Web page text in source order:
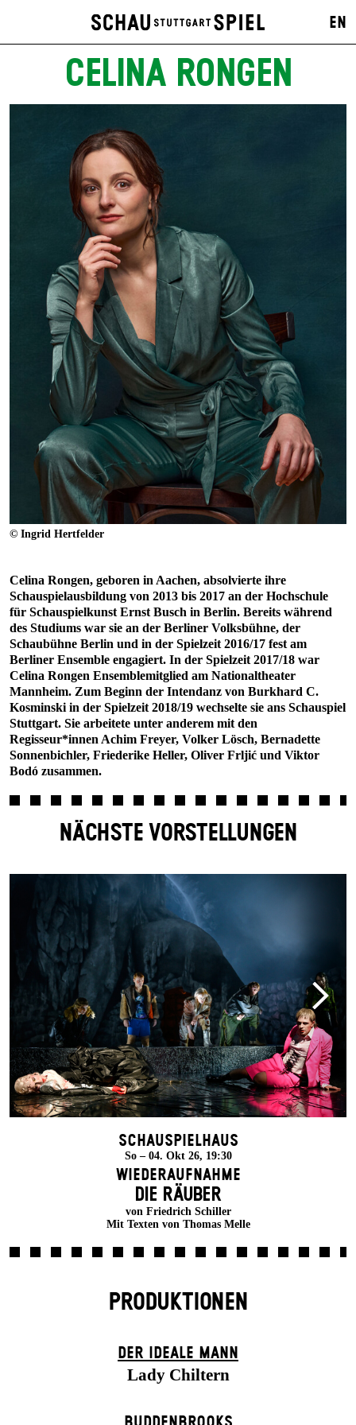
EN
CELINA RONGEN
© Ingrid Hertfelder
Celina Rongen, geboren in Aachen, absolvierte ihre
Schauspielausbildung von 2013 bis 2017 an der Hochschule
für Schauspielkunst Ernst Busch in Berlin. Bereits während
des Studiums war sie an der Berliner Volksbühne, der
Schaubühne Berlin und in der Spielzeit 2016/17 fest am
Berliner Ensemble engagiert. In der Spielzeit 2017/18 war
Celina Rongen Ensemblemitglied am Nationaltheater
Mannheim. Zum Beginn der Intendanz von Burkhard C.
Kosminski in der Spielzeit 2018/19 wechselte sie ans Schauspiel
Stuttgart. Sie arbeitete unter anderem mit den
Regisseur*innen Achim Freyer, Volker Lösch, Bernadette
Sonnenbichler, Friederike Heller, Oliver Frljić und Viktor
Bodó zusammen.
NÄCHSTE VORSTELLUNGEN
Schauspielhaus
So – 04. Okt 26, 19:30
Wiederaufnahme
DIE RÄUBER
von Friedrich Schiller
Mit Texten von Thomas Melle
PRODUKTIONEN
DER IDEALE MANN
Lady Chiltern